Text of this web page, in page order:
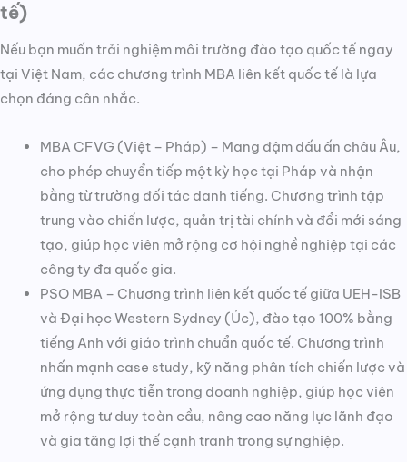
tế)
Nếu bạn muốn trải nghiệm môi trường đào tạo quốc tế ngay
tại Việt Nam, các chương trình MBA liên kết quốc tế là lựa
chọn đáng cân nhắc.
MBA CFVG (Việt – Pháp) – Mang đậm dấu ấn châu Âu,
cho phép chuyển tiếp một kỳ học tại Pháp và nhận
bằng từ trường đối tác danh tiếng. Chương trình tập
trung vào chiến lược, quản trị tài chính và đổi mới sáng
tạo, giúp học viên mở rộng cơ hội nghề nghiệp tại các
công ty đa quốc gia.
PSO MBA – Chương trình liên kết quốc tế giữa UEH-ISB
và Đại học Western Sydney (Úc), đào tạo 100% bằng
tiếng Anh với giáo trình chuẩn quốc tế. Chương trình
nhấn mạnh case study, kỹ năng phân tích chiến lược và
ứng dụng thực tiễn trong doanh nghiệp, giúp học viên
mở rộng tư duy toàn cầu, nâng cao năng lực lãnh đạo
và gia tăng lợi thế cạnh tranh trong sự nghiệp.